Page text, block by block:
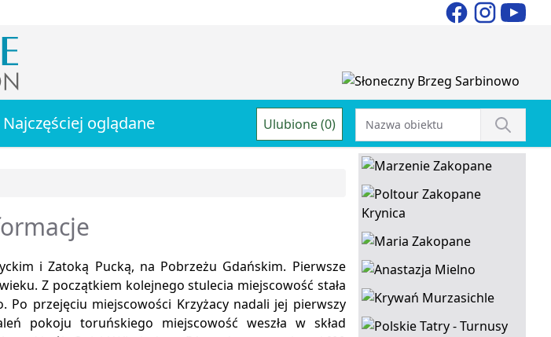
Najczęściej oglądane Ulubione (0)
i Zatoką Pucką, na Pobrzeżu Gdańskim. Pierwsze
Z początkiem kolejnego stulecia miejscowość stała
Po przejęciu miejscowości Krzyżacy nadali jej pierwszy
pokoju toruńskiego miejscowość weszła w skład